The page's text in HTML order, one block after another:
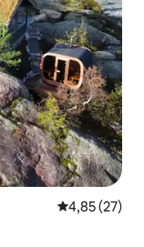
Gemiddelde
4,85 (27)